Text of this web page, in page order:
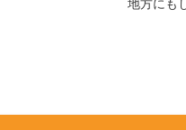
地方にも